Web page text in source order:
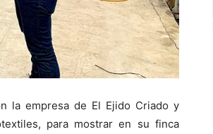
la empresa de El Ejido Criado y
para mostrar en su finca